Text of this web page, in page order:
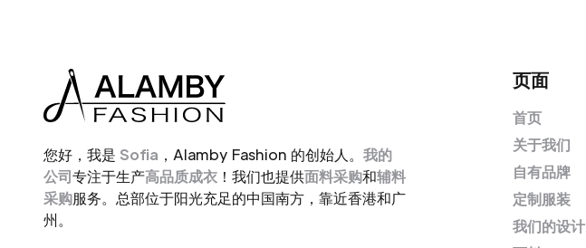
您好，我是 Sofia ，Alamby Fashion 的创始人。 我的
公司专注于生产高品质成衣 ！我们也提供面料采购和辅料
采购服务。总部位于阳光充足的中国南方，靠近香港和广
州。
页面
首页
关于我们
自有品牌
定制服装
我们的设计